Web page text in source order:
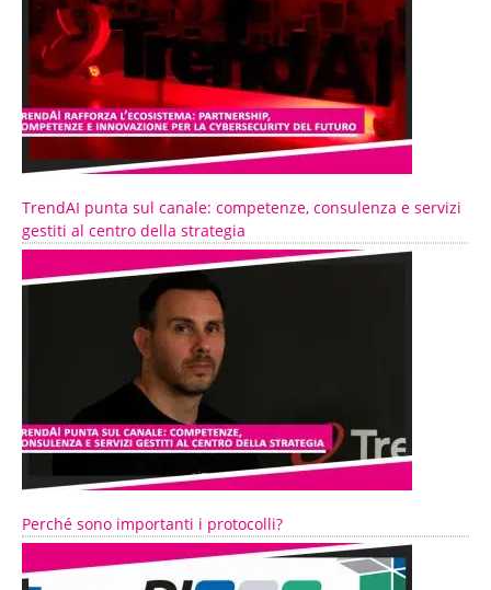
TrendAI punta sul canale: competenze, consulenza e servizi
gestiti al centro della strategia
Perché sono importanti i protocolli?